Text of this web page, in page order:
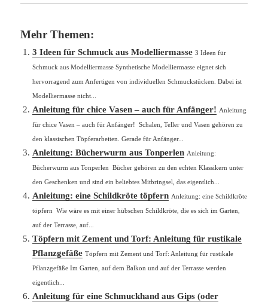
Mehr Themen:
3 Ideen für Schmuck aus Modelliermasse 3 Ideen für
Schmuck aus Modelliermasse Synthetische Modelliermasse eignet sich
hervorragend zum Anfertigen von individuellen Schmuckstücken. Dabei ist
Modelliermasse nicht...
Anleitung für chice Vasen – auch für Anfänger! Anleitung
für chice Vasen – auch für Anfänger! Schalen, Teller und Vasen gehören zu
den klassischen Töpferarbeiten. Gerade für Anfänger...
Anleitung: Bücherwurm aus Tonperlen Anleitung:
Bücherwurm aus Tonperlen Bücher gehören zu den echten Klassikern unter
den Geschenken und sind ein beliebtes Mitbringsel, das eigentlich...
Anleitung: eine Schildkröte töpfern Anleitung: eine Schildkröte
töpfern Wie wäre es mit einer hübschen Schildkröte, die es sich im Garten,
auf der Terrasse, auf...
Töpfern mit Zement und Torf: Anleitung für rustikale
Pflanzgefäße Töpfern mit Zement und Torf: Anleitung für rustikale
Pflanzgefäße Im Garten, auf dem Balkon und auf der Terrasse werden
eigentlich...
Anleitung für eine Schmuckhand aus Gips (oder